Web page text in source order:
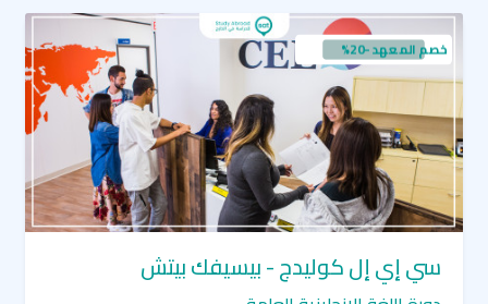
خصم المعهد -20%
سي إي إل كوليدج - بيسيفك بيتش